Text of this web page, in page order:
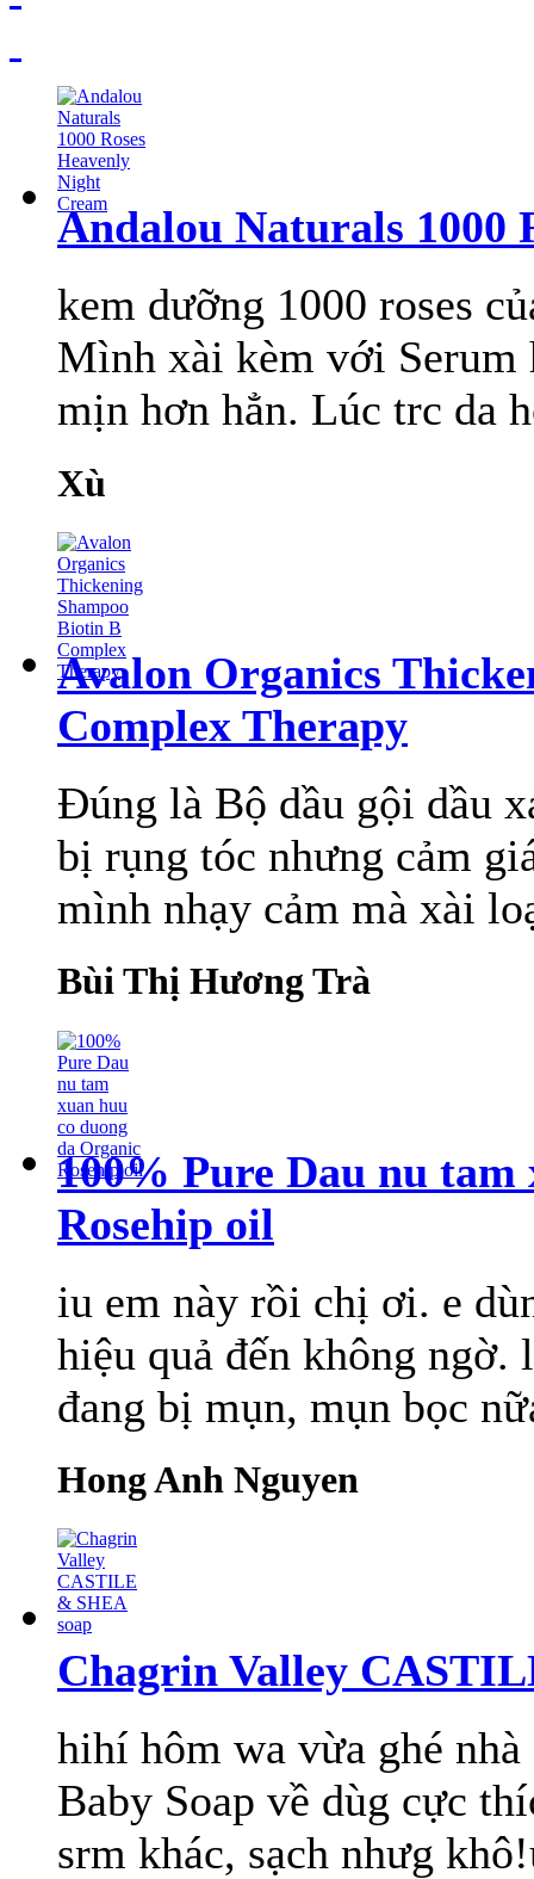
Andalou Naturals 1000
kem dưỡng 1000 roses
Mình xài kèm với Serum
mịn hơn hẳn. Lúc trc da
Xù
Avalon Organics
Complex Therapy
Đúng là Bộ dầu gội dầu
bị rụng tóc nhưng cảm
mình nhạy cảm mà xài
Bùi Thị Hương Trà
100% Pure Dau nu
Rosehip oil
iu em này rồi chị ơi. e
hiệu quả đến không
đang bị mụn, mụn bọc
Hong Anh Nguyen
Chagrin Valley
hihí hôm wa vừa ghé
Baby Soap về dùg cực
srm khác, sạch nhưg